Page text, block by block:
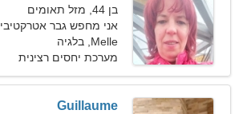
בן 44, מזל תאומים
אני מחפש גבר אטרקטיבי
לקמפינג
Melle, בלגיה
מערכת יחסים רצינית
Guillaume